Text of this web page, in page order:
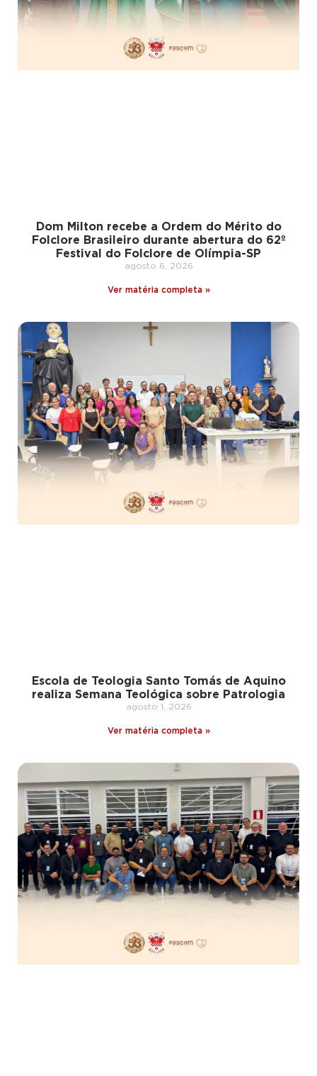
Dom Milton recebe a Ordem do Mérito do
Folclore Brasileiro durante abertura do 62º
Festival do Folclore de Olímpia-SP
agosto 6, 2026
Ver matéria completa »
Escola de Teologia Santo Tomás de Aquino
realiza Semana Teológica sobre Patrologia
agosto 1, 2026
Ver matéria completa »